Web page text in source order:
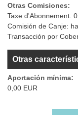
Otras Comisiones:
Taxe d'Abonnement:
Comisión de Canje:
Transacción por
Otras
Aportación mínima:
0,00 EUR